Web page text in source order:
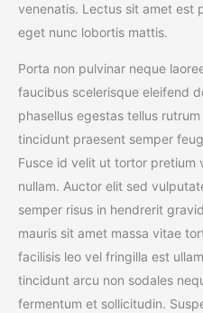
venenatis. Lectus sit amet est
eget nunc lobortis mattis.
Porta non pulvinar neque
faucibus scelerisque eleifend
phasellus egestas tellus
tincidunt praesent semper
Fusce id velit ut tortor pretium
nullam. Auctor elit sed
semper risus in hendrerit
mauris sit amet massa vitae
facilisis leo vel fringilla est
tincidunt arcu non sodales
fermentum et sollicitudin.